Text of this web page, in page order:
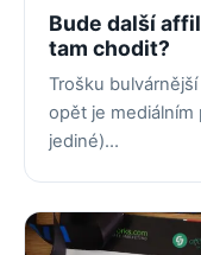
Bude další
tam chodit?
Trošku
opět je mediálním
jediné)…